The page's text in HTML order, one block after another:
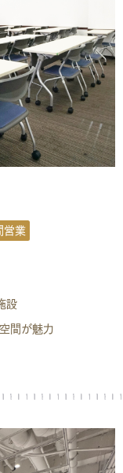
営業
設
間が魅力